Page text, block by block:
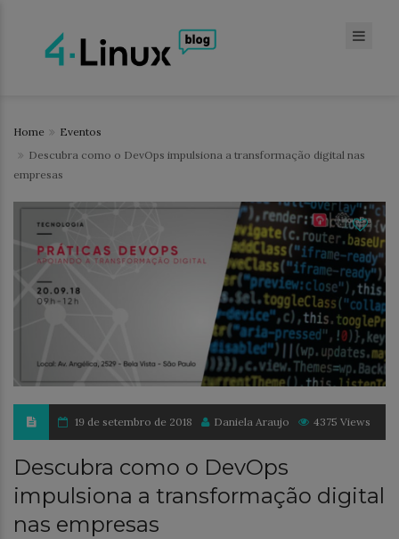
Home
Eventos
Descubra como o DevOps impulsiona a transformação digital nas
empresas
19 de setembro de 2018 Daniela Araujo 4375 Views
Descubra como o DevOps
impulsiona a transformação digital
nas empresas